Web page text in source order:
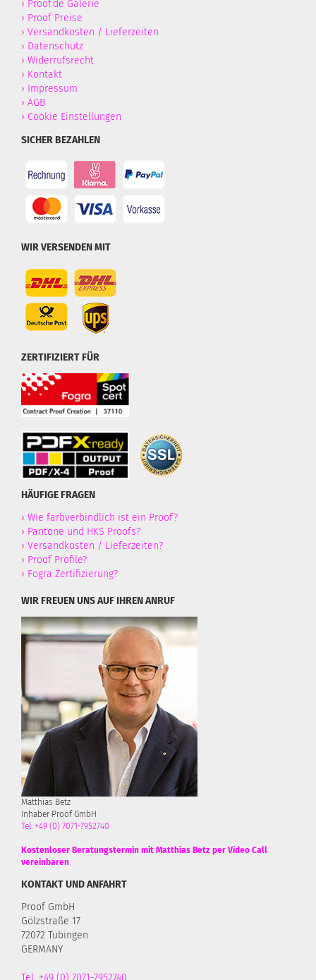
› Proof.de Galerie
› Proof Preise
› Versandkosten / Lieferzeiten
› Datenschutz
› Widerrufsrecht
› Kontakt
› Impressum
› AGB
› Cookie Einstellungen
SICHER BEZAHLEN
WIR VERSENDEN MIT
ZERTIFIZIERT FÜR
HÄUFIGE FRAGEN
› Wie farbverbindlich ist ein Proof?
› Pantone und HKS Proofs?
› Versandkosten / Lieferzeiten?
› Proof Profile?
› Fogra Zertifizierung?
WIR FREUEN UNS AUF IHREN ANRUF
Matthias Betz
Inhaber Proof GmbH
Tel. +49 (0) 7071-7952740
Kostenloser Beratungstermin mit Matthias Betz per Video Call
vereinbaren
KONTAKT UND ANFAHRT
Proof GmbH
Gölzstraße 17
72072 Tübingen
GERMANY
Tel. +49 (0) 7071-7952740